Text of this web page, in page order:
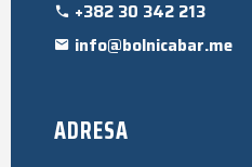
+382 30 342 213
info@bolnicabar.me
ADRESA